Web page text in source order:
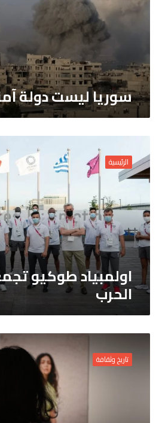
سوريا ليست دولة
اولمبياد
طوكيو
تجمع
من
فرقتهم
الحرب
الرئيسية
اولمبياد طوكيو
الحرب
“برزخ
تاريخ وثقافة